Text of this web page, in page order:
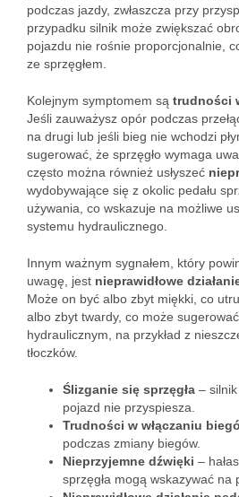
podczas jazdy, zwłaszcza przy
przypadku silnik może zwiększać
pojazdu nie rośnie proporcjonalnie,
ze sprzęgłem.
Kolejnym symptomem są trudności
Jeśli zauważysz opór podczas
na drugi lub jeśli bieg nie wchodzi
sugerować, że sprzęgło wymaga
często można również usłyszeć
wydobywające się z okolic pedału
używania, co wskazuje na możliwe
systemu hydraulicznego.
Innym ważnym sygnałem, który
uwagę, jest nieprawidłowe
Może on być albo zbyt miękki, co
albo zbyt twardy, co może
hydraulicznym, na przykład z
tłoczków.
Ślizganie się sprzęgła –
pojazd nie przyspiesza.
Trudności w włączaniu
podczas zmiany biegów.
Nieprzyjemne dźwięki –
sprzęgła mogą wskazywać na